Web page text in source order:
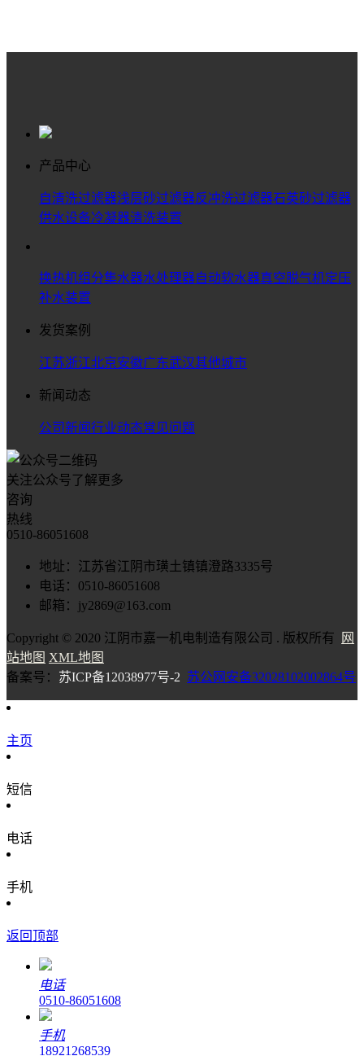
产品中心
自清洗过滤器浅层砂过滤器反冲洗过滤器石英砂过滤器
供水设备冷凝器清洗装置
换热机组 分集水器水处理器自动软水器真空脱气机定压
补水装置
发货案例
江苏浙江北京安徽广东武汉其他城市
新闻动态
公司新闻行业动态常见问题
关注公众号了解更多
咨询
热线
0510-86051608
地址：江苏省江阴市璜土镇镇澄路3335号
电话：0510-86051608
邮箱：jy2869@163.com
Copyright © 2020 江阴市嘉一机电制造有限公司 . 版权所有
网
站地图 XML地图
备案号： 苏ICP备12038977号-2 苏公网安备32028102002864号
主页
短信
电话
手机
返回顶部
电话
0510-86051608
手机
18921268539